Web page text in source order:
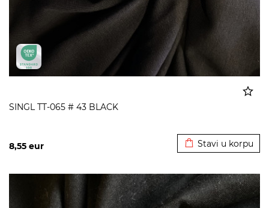
SINGL TT-065 # 43 BLACK
8,55 eur Stavi u korpu